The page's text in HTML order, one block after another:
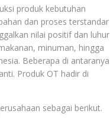
produk kebutuhan
dan proses terstandar
nilai positif dan luhur
minuman, hingga
Beberapa di antaranya
Produk OT hadir di
sebagai berikut.